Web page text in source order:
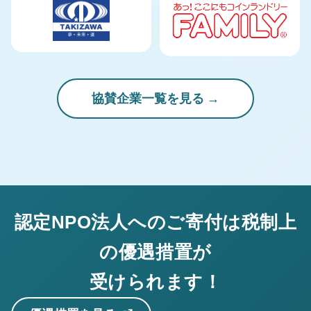
協賛企業一覧を見る
認定NPO法人へのご寄付は税制上
の優遇措置が
受けられます！